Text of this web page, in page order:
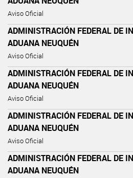
Aviso Oficial
ADMINISTRACIÓN FEDERAL DE
ADUANA NEUQUÉN
Aviso Oficial
ADMINISTRACIÓN FEDERAL DE
ADUANA NEUQUÉN
Aviso Oficial
ADMINISTRACIÓN FEDERAL DE
ADUANA NEUQUÉN
Aviso Oficial
ADMINISTRACIÓN FEDERAL DE
ADUANA NEUQUÉN